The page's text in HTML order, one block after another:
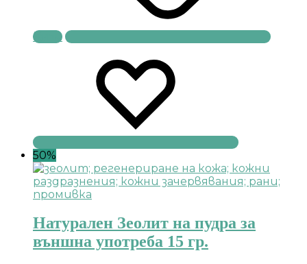
Купи
50%
Натурален Зеолит на пудра за
външна употреба 15 гр.